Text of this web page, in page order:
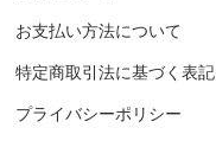
）
お支払い方法について
特定商取引法に基づく表記
プライバシーポリシー